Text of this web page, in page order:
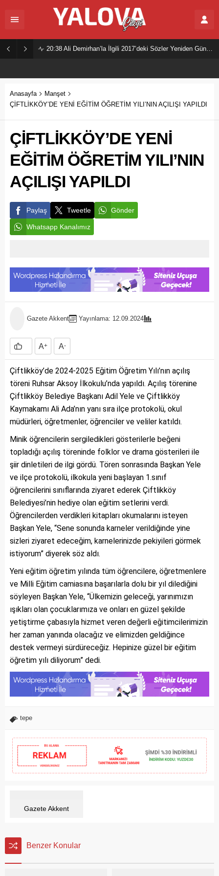
20:38 Ali Demirhan’la İlgili 2017’deki Sözler Yeniden Gündemde
Anasayfa
Manşet
ÇİFTLİKKÖY’DE YENİ EĞİTİM ÖĞRETİM YILI’NIN AÇILIŞI YAPILDI
ÇİFTLİKKÖY’DE YENİ
EĞİTİM ÖĞRETİM YILI’NIN
AÇILIŞI YAPILDI
Paylaş Tweetle Gönder
Whatsapp Kanalımız
Gazete Akkent Yayınlama: 12.09.2024
A+ A-
Çiftlikköy’de 2024-2025 Eğitim Öğretim Yılı’nın açılış
töreni Ruhsar Aksoy İlkokulu’nda yapıldı. Açılış törenine
Çiftlikköy Belediye Başkanı Adil Yele ve Çiftlikköy
Kaymakamı Ali Ada’nın yanı sıra ilçe protokolü, okul
müdürleri, öğretmenler, öğrenciler ve veliler katıldı.
Minik öğrencilerin sergiledikleri gösterilerle beğeni
topladığı açılış töreninde folklor ve drama gösterileri ile
şiir dinletileri de ilgi gördü. Tören sonrasında Başkan Yele
ve ilçe protokolü, ilkokula yeni başlayan 1.sınıf
öğrencilerini sınıflarında ziyaret ederek Çiftlikköy
Belediyesi’nin hediye olan eğitim setlerini verdi.
Öğrencilerden verdikleri kitapları okumalarını isteyen
Başkan Yele, “Sene sonunda karneler verildiğinde yine
sizleri ziyaret edeceğim, karnelerinizde pekiyileri görmek
istiyorum” diyerek söz aldı.
Yeni eğitim öğretim yılında tüm öğrencilere, öğretmenlere
ve Milli Eğitim camiasına başarılarla dolu bir yıl dilediğini
söyleyen Başkan Yele, “Ülkemizin geleceği, yarınımızın
ışıkları olan çocuklarımıza ve onları en güzel şekilde
yetiştirme çabasıyla hizmet veren değerli eğitimcilerimizin
her zaman yanında olacağız ve elimizden geldiğince
destek vermeyi sürdüreceğiz. Hepinize güzel bir eğitim
öğretim yılı diliyorum” dedi.
tepe
Gazete Akkent
Benzer Konular